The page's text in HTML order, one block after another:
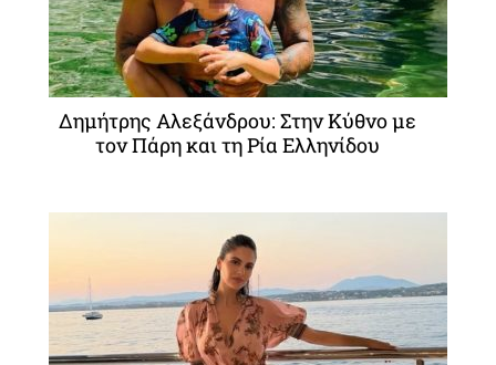
Δημήτρης Αλεξάνδρου: Στην Κύθνο με
τον Πάρη και τη Ρία Ελληνίδου